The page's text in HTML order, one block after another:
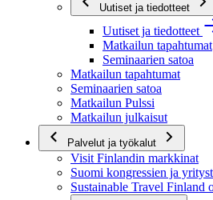
Uutiset ja tiedotteet
Uutiset ja tiedotteet
Matkailun tapahtumat
Seminaarien satoa
Matkailun tapahtumat
Seminaarien satoa
Matkailun Pulssi
Matkailun julkaisut
Palvelut ja työkalut
Visit Finlandin markkinat
Suomi kongressien ja
Sustainable Travel Finland